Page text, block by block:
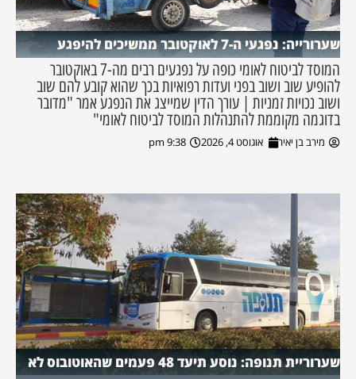
שערורייה: נפגעי ה-7 לאוקטובר ממשיכים להיפגע
המוסד לביטוח לאומי כופה על נפגעים רבים מה-7 באוקטובר
להופיע שוב ושוב בפני ועדות רפואיות בכך שהוא קובע להם שוב
ושוב נכויות זמניות | עורך הדין שמייצג את הנפגע אמר "מדובר
בדוגמה מקוממת להתנהלות המוסד לביטוח לאומי"
מירב בן יאיר אוגוסט 4, 2026 9:38 pm
שערוריית תנופה: נוסע תיעד 48 פעמים שהאוטובוס לא